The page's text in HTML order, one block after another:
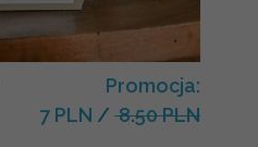
Promocja:
7 PLN / 8.50 PLN